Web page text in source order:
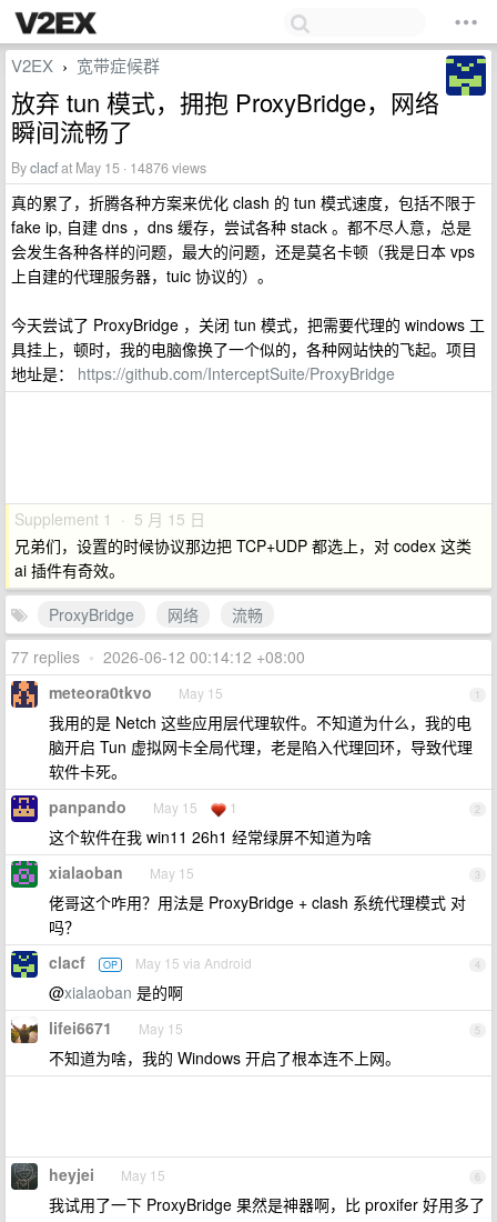
V2EX › 宽带症候群
放弃 tun 模式，拥抱 ProxyBridge，网络
瞬间流畅了
Byclacfat May 15 · 14876 views
真的累了，折腾各种方案来优化 clash 的 tun 模式速度，包括不限于
fake ip, 自建 dns ，dns 缓存，尝试各种 stack 。都不尽人意，总是
会发生各种各样的问题，最大的问题，还是莫名卡顿（我是日本 vps
上自建的代理服务器，tuic 协议的）。
今天尝试了 ProxyBridge ，关闭 tun 模式，把需要代理的 windows 工
具挂上，顿时，我的电脑像换了一个似的，各种网站快的飞起。项目
地址是： https://github.com/InterceptSuite/ProxyBridge
Supplement 1 · 5 月 15 日
兄弟们，设置的时候协议那边把 TCP+UDP 都选上，对 codex 这类
ai 插件有奇效。
ProxyBridge
网络
流畅
77 replies • 2026-06-12 00:14:12 +08:00
1
meteora0tkvo May 15
我用的是 Netch 这些应用层代理软件。不知道为什么，我的电
脑开启 Tun 虚拟网卡全局代理，老是陷入代理回环，导致代理
软件卡死。
2
panpando May 15 1
这个软件在我 win11 26h1 经常绿屏不知道为啥
3
xialaoban May 15
佬哥这个咋用？用法是 ProxyBridge + clash 系统代理模式 对
吗？
4
clacf OP May 15 via Android
@xialaoban 是的啊
5
lifei6671 May 15
不知道为啥，我的 Windows 开启了根本连不上网。
6
heyjei May 15
我试用了一下 ProxyBridge 果然是神器啊，比 proxifer 好用多了